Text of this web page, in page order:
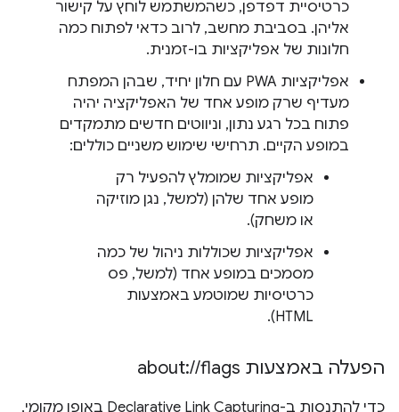
כרטיסיית דפדפן, כשהמשתמש לוחץ על קישור
אליהן. בסביבת מחשב, לרוב כדאי לפתוח כמה
חלונות של אפליקציות בו-זמנית.
אפליקציות PWA עם חלון יחיד, שבהן המפתח
מעדיף שרק מופע אחד של האפליקציה יהיה
פתוח בכל רגע נתון, וניווטים חדשים מתמקדים
במופע הקיים. תרחישי שימוש משניים כוללים:
אפליקציות שמומלץ להפעיל רק
מופע אחד שלהן (למשל, נגן מוזיקה
או משחק).
אפליקציות שכוללות ניהול של כמה
מסמכים במופע אחד (למשל, פס
כרטיסיות שמוטמע באמצעות
HTML).
הפעלה באמצעות about: //flags
כדי להתנסות ב-Declarative Link Capturing באופן מקומי,